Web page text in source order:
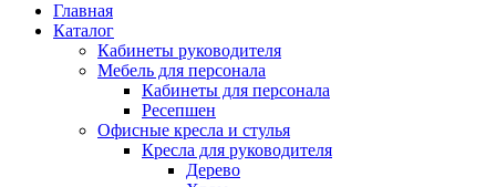
Главная
Каталог
Кабинеты руководителя
Мебель для персонала
Кабинеты для персонала
Ресепшен
Офисные кресла и стулья
Кресла для руководителя
Дерево